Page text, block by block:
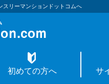
スリーマンションドットコムへ
初めての方へ サ